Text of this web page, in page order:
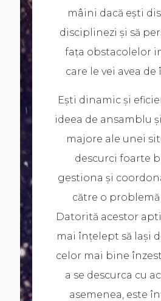
mâini dacă ești
disciplinezi și să
fața obstacolelor
care le vei avea
Ești dinamic și
ideea de ansamblu
majore ale unei
descurci foarte
gestiona și
către o
Datorită acestor
mai înțelept să lași
celor mai bine
a se descurca cu
asemenea, este